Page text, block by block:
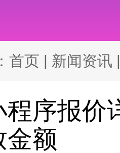
首页 | 新闻资讯 |
程序报价
金额